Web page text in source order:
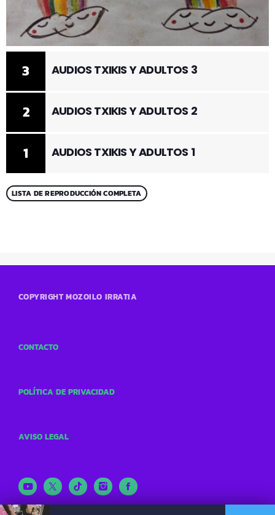
1 AUDIOS TXIKIS Y ADULTOS 1
2 AUDIOS TXIKIS Y ADULTOS 2
3 AUDIOS TXIKIS Y ADULTOS 3
LISTA DE REPRODUCCIÓN COMPLETA
COPYRIGHT MOZOILO IRRATIA
CONTACTO
POLÍTICA DE PRIVACIDAD
AVISO LEGAL